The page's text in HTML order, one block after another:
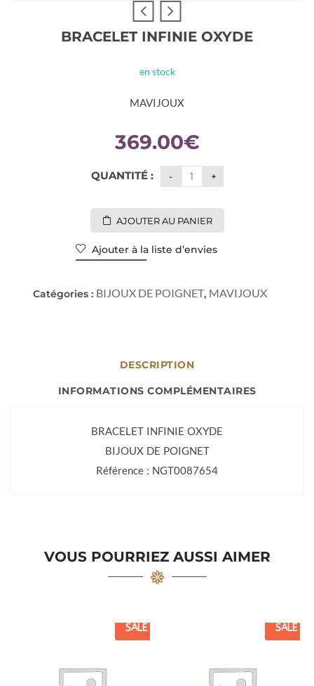
BRACELET INFINIE OXYDE
en stock
MAVIJOUX
369.00€
QUANTITÉ :
AJOUTER AU PANIER
Ajouter à la liste d’envies
Catégories : BIJOUX DE POIGNET, MAVIJOUX
DESCRIPTION
INFORMATIONS COMPLÉMENTAIRES
BRACELET INFINIE OXYDE
BIJOUX DE POIGNET
Référence : NGT0087654
VOUS POURRIEZ AUSSI AIMER
SALE SALE